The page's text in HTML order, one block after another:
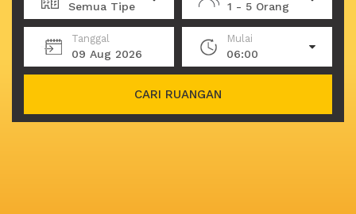
Semua Tipe 1 - 5 Orang
Tanggal
09 Aug 2026
Mulai
06:00
CARI RUANGAN